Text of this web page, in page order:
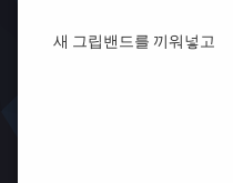
새 그립밴드를 끼워넣고